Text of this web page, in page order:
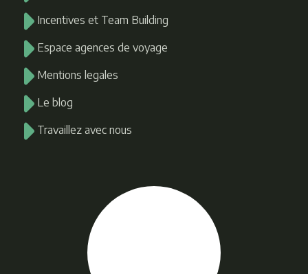
Incentives et Team Building
Espace agences de voyage
Mentions legales
Le blog
Travaillez avec nous